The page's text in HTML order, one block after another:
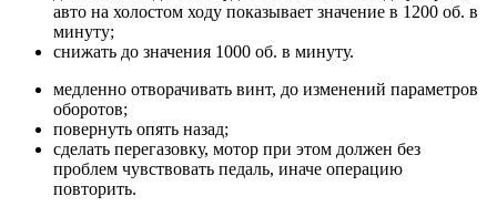
авто на холостом ходу показывает значение в 1200 об. в
минуту;
снижать до значения 1000 об. в минуту.
медленно отворачивать винт, до изменений параметров
оборотов;
повернуть опять назад;
сделать перегазовку, мотор при этом должен без
проблем чувствовать педаль, иначе операцию
повторить.